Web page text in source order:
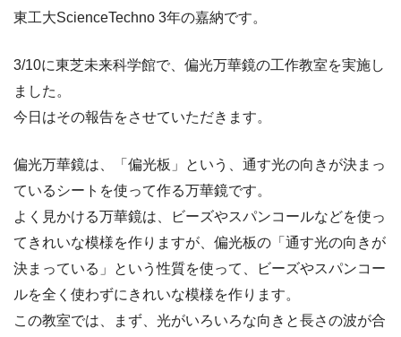
東工大ScienceTechno 3年の嘉納です。
3/10に東芝未来科学館で、偏光万華鏡の工作教室を実施し
ました。
今日はその報告をさせていただきます。
偏光万華鏡は、「偏光板」という、通す光の向きが決まっ
ているシートを使って作る万華鏡です。
よく見かける万華鏡は、ビーズやスパンコールなどを使っ
てきれいな模様を作りますが、偏光板の「通す光の向きが
決まっている」という性質を使って、ビーズやスパンコー
ルを全く使わずにきれいな模様を作ります。
この教室では、まず、光がいろいろな向きと長さの波が合